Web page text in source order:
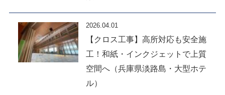
2026.04.01
【クロス工事】高所対応も安全施
工！和紙・インクジェットで上質
空間へ（兵庫県淡路島・大型ホテ
ル）